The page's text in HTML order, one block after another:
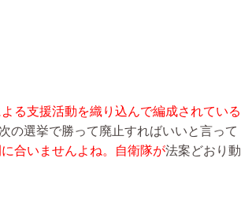
る支援活動を織り込んで編成されている
の選挙で勝って廃止すればいいと言って
に合いませんよね。自衛隊が法案どおり動